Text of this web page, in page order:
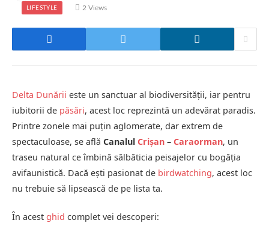
LIFESTYLE 2 Views
Delta Dunării este un sanctuar al biodiversității, iar pentru
iubitorii de păsări, acest loc reprezintă un adevărat paradis.
Printre zonele mai puțin aglomerate, dar extrem de
spectaculoase, se află Canalul Crișan – Caraorman, un
traseu natural ce îmbină sălbăticia peisajelor cu bogăția
avifaunistică. Dacă ești pasionat de birdwatching, acest loc
nu trebuie să lipsească de pe lista ta.
În acest ghid complet vei descoperi: